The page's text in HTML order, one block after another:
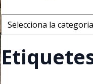
Categories